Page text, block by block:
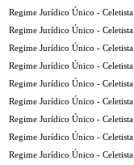
Regime Jurídico Único - Celetista
Regime Jurídico Único - Celetista
Regime Jurídico Único - Celetista
Regime Jurídico Único - Celetista
Regime Jurídico Único - Celetista
Regime Jurídico Único - Celetista
Regime Jurídico Único - Celetista
Regime Jurídico Único - Celetista
Regime Jurídico Único - Celetista